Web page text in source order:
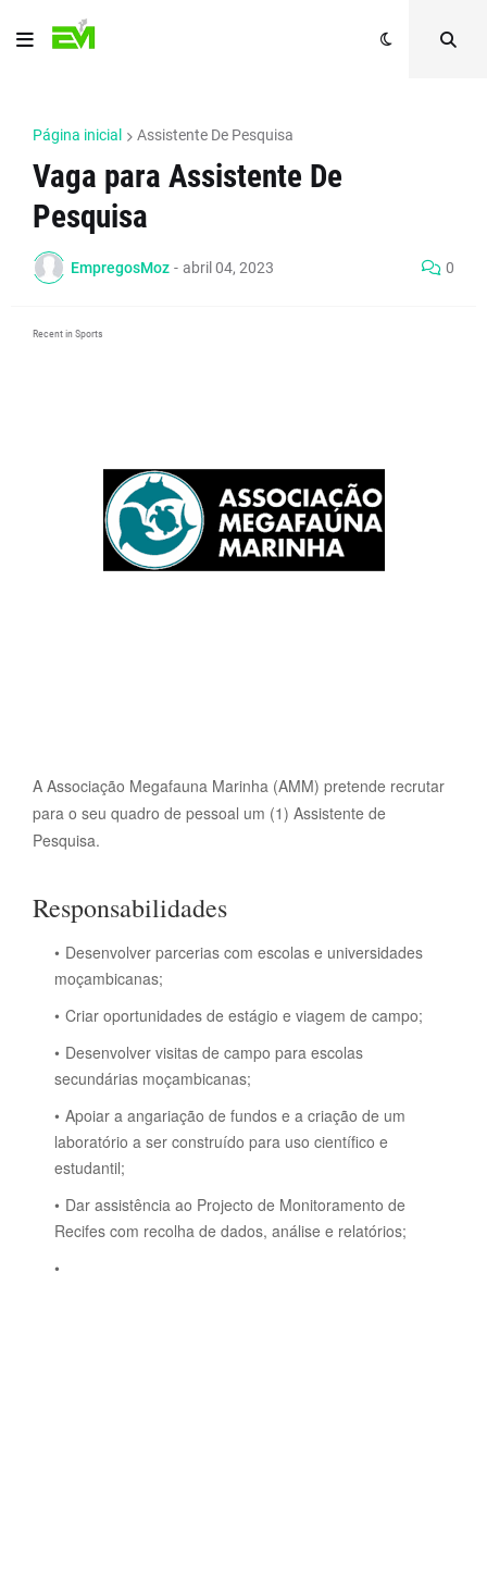
Página inicial Assistente De Pesquisa
Vaga para Assistente De
Pesquisa
EmpregosMoz - abril 04, 2023 0
Recent in Sports
A Associação Megafauna Marinha (AMM) pretende recrutar
para o seu quadro de pessoal um (1) Assistente de
Pesquisa.
Responsabilidades
Desenvolver parcerias com escolas e universidades
moçambicanas;
Criar oportunidades de estágio e viagem de campo;
Desenvolver visitas de campo para escolas
secundárias moçambicanas;
Apoiar a angariação de fundos e a criação de um
laboratório a ser construído para uso científico e
estudantil;
Dar assistência ao Projecto de Monitoramento de
Recifes com recolha de dados, análise e relatórios;